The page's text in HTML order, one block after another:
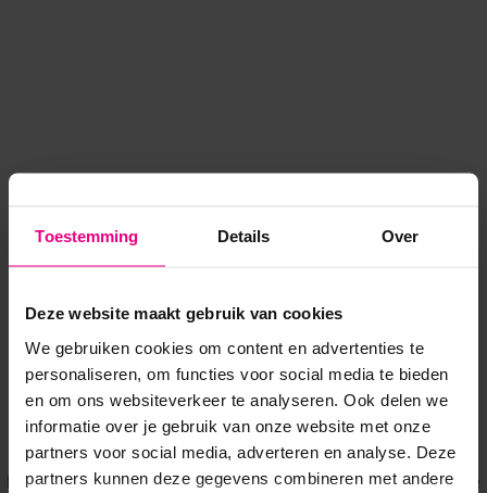
Toestemming Details Over
Deze website maakt gebruik van cookies
We gebruiken cookies om content en advertenties te
personaliseren, om functies voor social media te bieden
en om ons websiteverkeer te analyseren. Ook delen we
informatie over je gebruik van onze website met onze
partners voor social media, adverteren en analyse. Deze
partners kunnen deze gegevens combineren met andere
Application error: a client-side exception has occurred while
loadingwww.voordeeluitjes.nl (see the browser console for more